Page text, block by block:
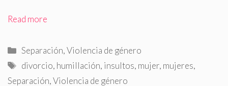
Read more
Categorías
Separación,Violencia de género
Etiquetas
divorcio, humillación, insultos, mujer, mujeres,
Separación,Violencia de género